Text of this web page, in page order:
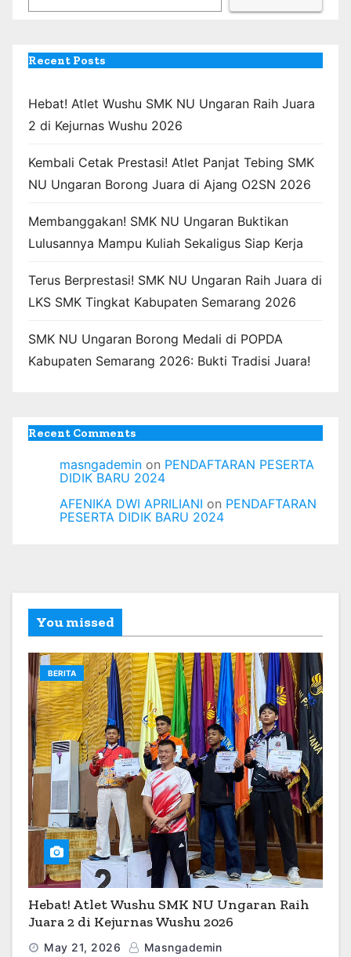
Recent Posts
Hebat! Atlet Wushu SMK NU Ungaran Raih Juara
2 di Kejurnas Wushu 2026
Kembali Cetak Prestasi! Atlet Panjat Tebing SMK
NU Ungaran Borong Juara di Ajang O2SN 2026
Membanggakan! SMK NU Ungaran Buktikan
Lulusannya Mampu Kuliah Sekaligus Siap Kerja
Terus Berprestasi! SMK NU Ungaran Raih Juara di
LKS SMK Tingkat Kabupaten Semarang 2026
SMK NU Ungaran Borong Medali di POPDA
Kabupaten Semarang 2026: Bukti Tradisi Juara!
Recent Comments
masngademin on PENDAFTARAN PESERTA
DIDIK BARU 2024
AFENIKA DWI APRILIANI on PENDAFTARAN
PESERTA DIDIK BARU 2024
You missed
BERITA
Hebat! Atlet Wushu SMK NU Ungaran Raih
Juara 2 di Kejurnas Wushu 2026
May 21, 2026 Masngademin